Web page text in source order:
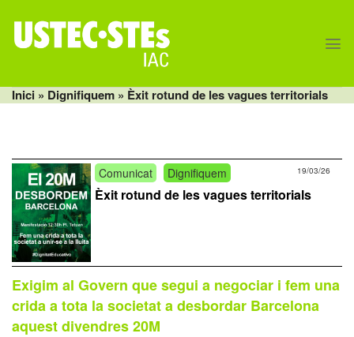
content
Inici » Dignifiquem » Èxit rotund de les vagues territorials
Comunicat Dignifiquem 19/03/26
Èxit rotund de les vagues territorials
Exigim al Govern que segui a negociar i fem una
crida a tota la societat a desbordar Barcelona
aquest divendres 20M